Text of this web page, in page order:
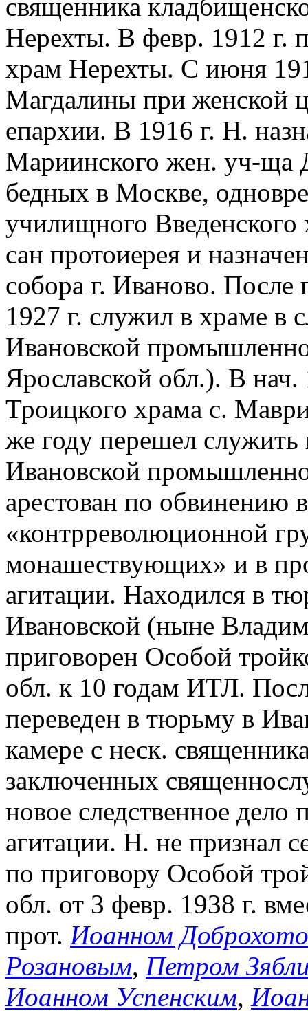
священника
Нерехты. В февр. 1912 г.
храм Нерехты. С июня
Магдалины при женской
епархии. В 1916 г. Н.
Мариинского жен. уч-ща
бедных в Москве,
училищного Введенского
сан протоиерея и
собора г. Иваново. После
1927 г. служил в храме в
Ивановской
Ярославской обл.). В
Троицкого храма с.
же году перешел служить
Ивановской
арестован по обвинению
«контрреволюционной
монашествующих» и в
агитации. Находился в
Ивановской (ныне
приговорен Особой
обл. к 10 годам ИТЛ.
переведен в тюрьму в
камере с неск.
заключенных
новое следственное дело
агитации. Н. не признал
по приговору Особой
обл. от 3 февр. 1938 г.
прот. Иоанном
Розановым, Петром
Иоанном Успенским,